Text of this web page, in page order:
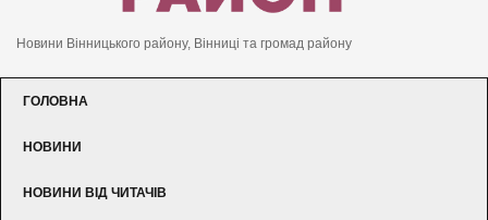
Новини Вінницького району, Вінниці та громад району
ГОЛОВНА
НОВИНИ
НОВИНИ ВІД ЧИТАЧІВ